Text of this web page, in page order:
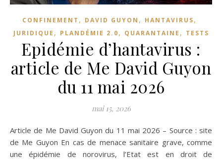
CONFINEMENT , DAVID GUYON , HANTAVIRUS,
JURIDIQUE , PLANDÉMIE 2.0, QUARANTAINE , TESTS
Epidémie d’hantavirus :
article de Me David Guyon
du 11 mai 2026
mai 15, 2026
Article de Me David Guyon du 11 mai 2026 – Source : site
de Me Guyon En cas de menace sanitaire grave, comme
une épidémie de norovirus, l’Etat est en droit de